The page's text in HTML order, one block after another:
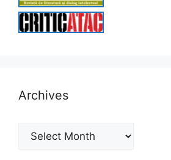
Archives
Archives